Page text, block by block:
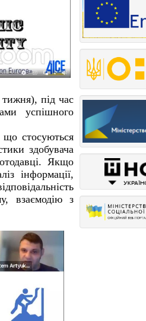
тижня), під час
успішного
що стосуються
здобувача
Якщо
інформації,
взаємодію з